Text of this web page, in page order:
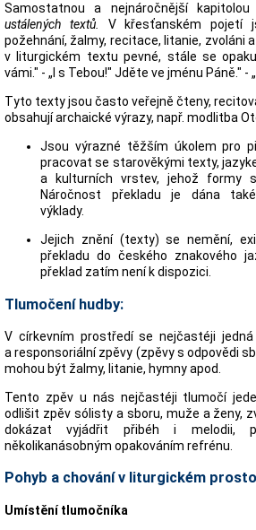
Samostatnou a nejnáročnější
ustálených textů. V křesťanském pojetí
požehnání, žalmy, recitace, litanie, zvoláni
v liturgickém textu pevné, stále se
vámi." - „I s Tebou!" Jděte ve jménu Páně." -
Tyto texty jsou často veřejně čteny,
obsahují archaické výrazy, např. modlitba
Jsou výrazné těžším úkolem pro
pracovat se starověkými texty,
a kulturních vrstev, jehož formy
Náročnost překladu je dána
výklady.
Jejich znění (texty) se nemění,
překladu do českého znakového
překlad zatím není k dispozici.
Tlumočení hudby:
V církevním prostředí se nejčastéji
a responsoriální zpěvy (zpěvy s odpovědi
mohou být žalmy, litanie, hymny apod.
Tento zpěv u nás nejčastéji tlumočí
odlišit zpěv sólisty a sboru, muže a ženy,
dokázat vyjádřit přibéh i melodii,
několikanásobným opakováním refrénu.
Pohyb a chování v liturgickém
Umístění tlumočníka